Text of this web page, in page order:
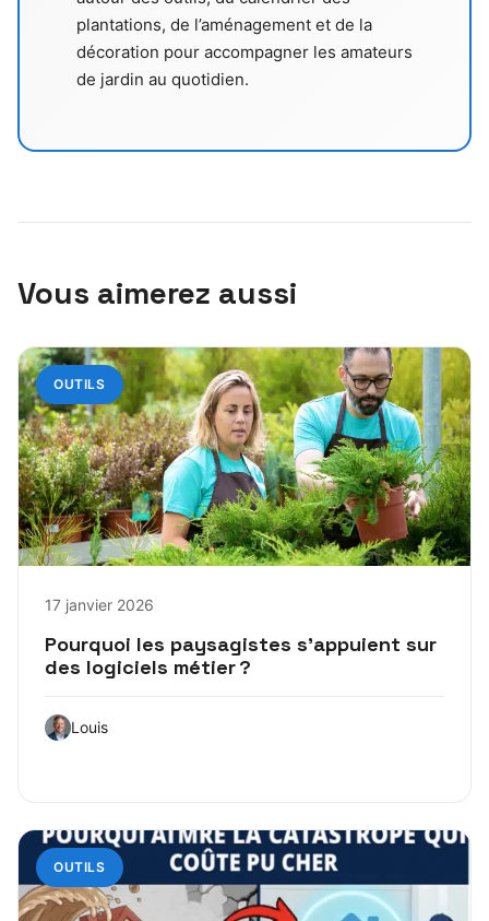
plantations, de l’aménagement et de la
décoration pour accompagner les amateurs
de jardin au quotidien.
Vous aimerez aussi
OUTILS
17 janvier 2026
Pourquoi les paysagistes s’appuient sur
des logiciels métier ?
Louis
OUTILS